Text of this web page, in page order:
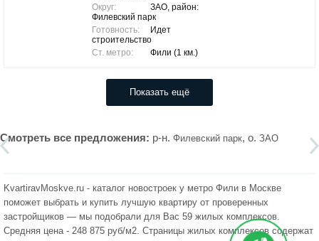
Округ:
ЗАО, район:
Филевский парк
Готовность:
Идет
строительство
Ст. метро:
Фили (1 км.)
Показать ещё
Смотреть все предложения: р-н. Филевский парк, о. ЗАО
KvartiravMoskve.ru - каталог новостроек у метро Фили в Москве
поможет выбрать и купить лучшую квартиру от проверенных
застройщиков — мы подобрали для Вас 59 жилых комплексов.
Средняя цена - 248 875 руб/м2. Страницы жилых комплексов содержат